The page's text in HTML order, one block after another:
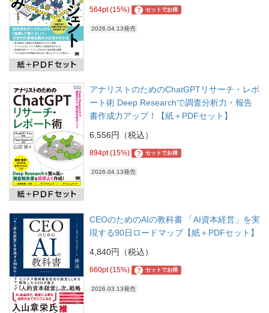
564pt (15%) ? セットでお得
2026.04.13発売
アナリストのためのChatGPTリサーチ・レポ
ート術 Deep Researchで調査分析力・報告
書作成力アップ！【紙＋PDFセット】
6,556円（税込）
894pt (15%) ? セットでお得
2026.04.13発売
CEOのためのAIの教科書 「AI資本経営」を実
現する90日ロードマップ【紙＋PDFセット】
4,840円（税込）
660pt (15%) ? セットでお得
2026.03.13発売